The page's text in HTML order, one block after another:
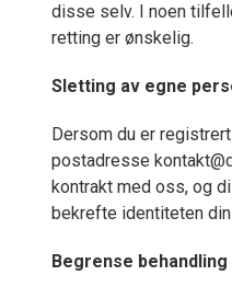
disse selv. I noen
retting er ønskelig.
Sletting av egne
Dersom du er
postadresse
kontrakt med oss, og
bekrefte identiteten
Begrense